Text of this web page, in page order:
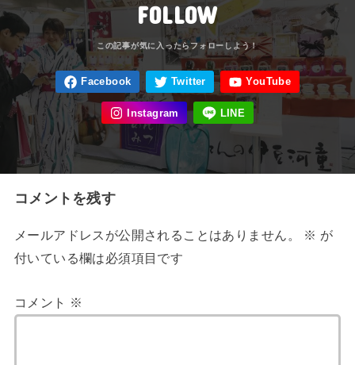
FOLLOW
コメントを残す
メールアドレスが公開されることはありません。 ※ が
付いている欄は必須項目です
コメント ※